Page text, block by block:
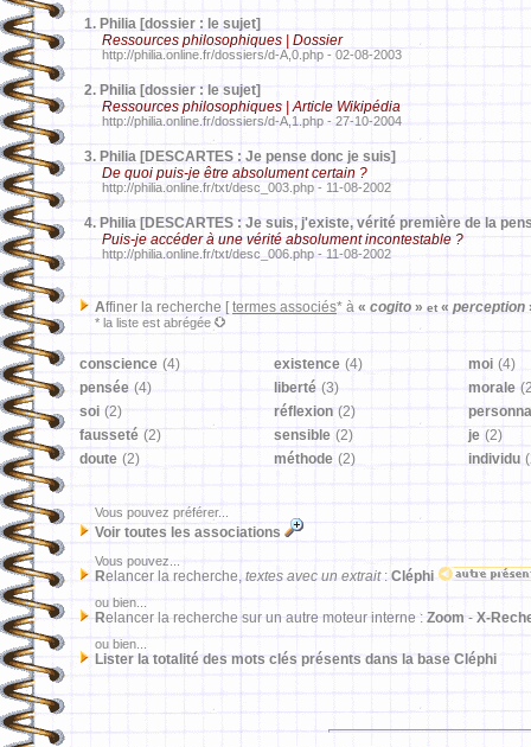
1. Philia [dossier : le sujet]
Ressources philosophiques | Dossier
http://philia.online.fr/dossiers/d-A,0.php - 02-08-2003
2. Philia [dossier : le sujet]
Ressources philosophiques | Article Wikipédia
http://philia.online.fr/dossiers/d-A,1.php - 27-10-2004
3. Philia [DESCARTES : Je pense donc je suis]
De quoi puis-je être absolument certain ?
http://philia.online.fr/txt/desc_003.php - 11-08-2002
4. Philia [DESCARTES : Je suis, j'existe, vérité première de la
Puis-je accéder à une vérité absolument incontestable ?
http://philia.online.fr/txt/desc_006.php - 11-08-2002
Affiner la recherche [ termes associés* à « cogito » et « perception
* la liste est abrégée
conscience (4) existence (4) moi (4)
pensée (4) liberté (3) morale
soi (2) réflexion (2)
fausseté (2) sensible (2) je (2)
doute (2) méthode (2) individu
Vous pouvez préférer...
Voir toutes les associations
Vous pouvez...
Relancer la recherche, textes avec un extrait: Cléphi
ou bien...
Relancer la recherche sur un autre moteur interne : Zoom- X-
ou bien...
Lister la totalité des mots clés présents dans la base Cléphi